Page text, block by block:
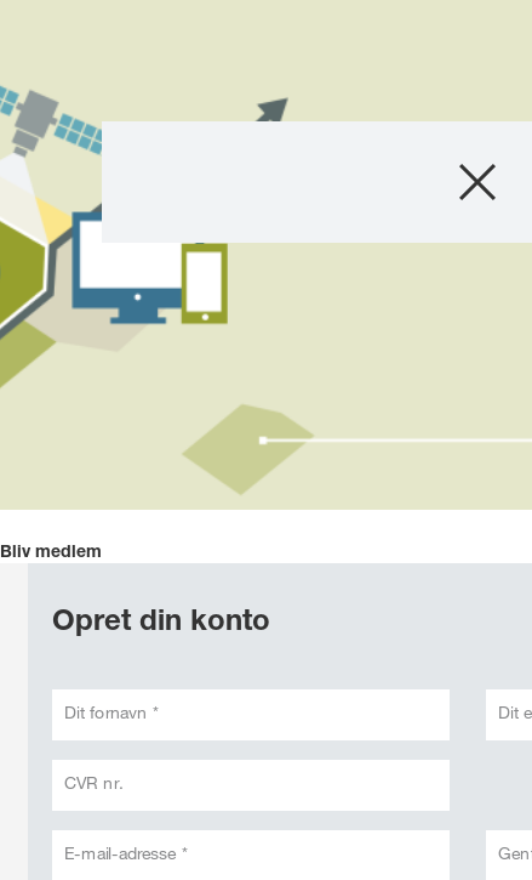
Bliv medlem
Opret din konto
Dit fornavn * Dit
CVR nr.
E-mail-adresse *